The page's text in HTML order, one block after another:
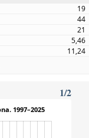
19
44
21
5,46
11,24